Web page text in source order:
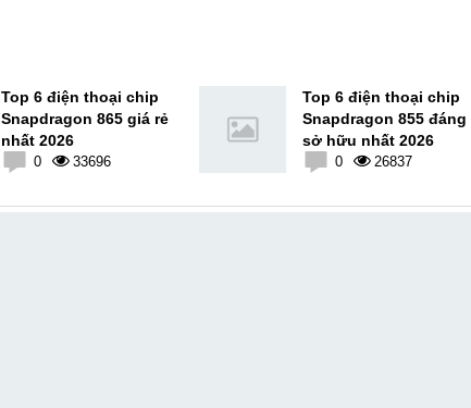
Top 6 điện thoại chip
Snapdragon 865 giá rẻ
nhất 2026
0 33696
Top 6 điện thoại chip
Snapdragon 855 đáng
sở hữu nhất 2026
0 26837